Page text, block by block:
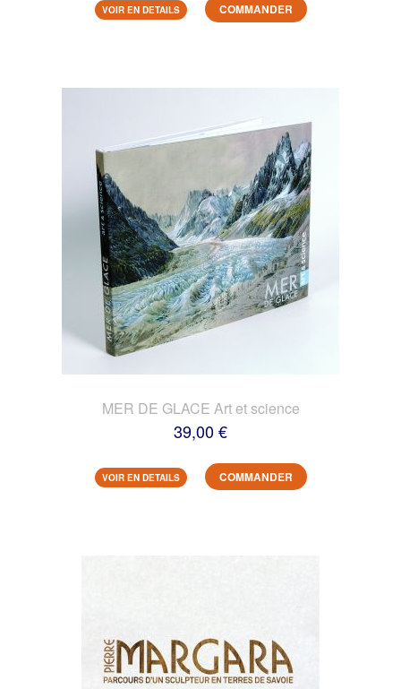
VOIR EN DETAILS COMMANDER
MER DE GLACE Art et science
39,00 €
VOIR EN DETAILS COMMANDER